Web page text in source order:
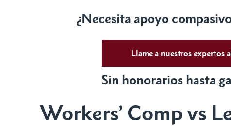
¿Necesita apoyo
Llame a nuestros expertos
Sin honorarios hasta
Workers’ Comp vs